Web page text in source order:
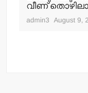
വീണ്
admin3 August 9,